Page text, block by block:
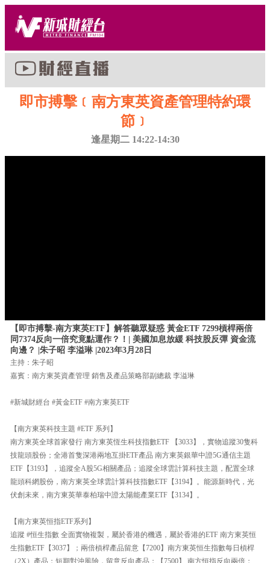
即市搏擊﹝南方東英資產管理特約環
節﹞
逢星期二 14:22-14:30
【即市搏擊-南方東英ETF】解答聽眾疑惑 黃金ETF 7299槓桿兩倍
同7374反向一倍究竟點運作？！| 美國加息放緩 科技股反彈 資金流
向邊？ |朱子昭 李溢琳 |2023年3月28日
主持：朱子昭
嘉賓：南方東英資產管理 銷售及產品策略部副總裁 李溢琳
#新城財經台 #黃金ETF #南方東英ETF
【南方東英科技主題 #ETF 系列】
南方東英全球首家發行 南方東英恆生科技指數ETF 【3033】，實物追蹤30隻科
技龍頭股份；全港首隻深港兩地互掛ETF產品 南方東英銀華中證5G通信主題
ETF【3193】，追蹤全A股5G相關產品；追蹤全球雲計算科技主題，配置全球
龍頭科網股份，南方東英全球雲計算科技指數ETF【3194】。能源新時代，光
伏創未來，南方東英華泰柏瑞中證太陽能產業ETF【3134】。
【南方東英恒指ETF系列】
追蹤 #恒生指數 全面實物複製，屬於香港的機遇，屬於香港的ETF 南方東英恒
生指數ETF【3037】；兩倍槓桿產品留意【7200】南方東英恒生指數每日槓桿
（2X）產品；短期對沖風險，留意反向產品：【7500】 南方恒指反向兩倍；